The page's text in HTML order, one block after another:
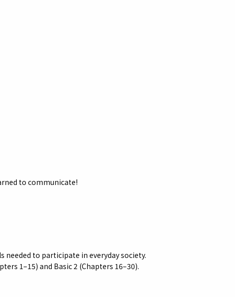
to communicate!
to participate in everyday society.
1–15) and Basic 2 (Chapters 16–30).